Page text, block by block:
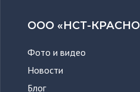
ООО «НСТ-
Фото и видео
Новости
Блог